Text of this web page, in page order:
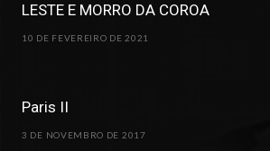
LESTE E MORRO DA COROA
10 DE FEVEREIRO DE 2021
Paris II
3 DE NOVEMBRO DE 2017